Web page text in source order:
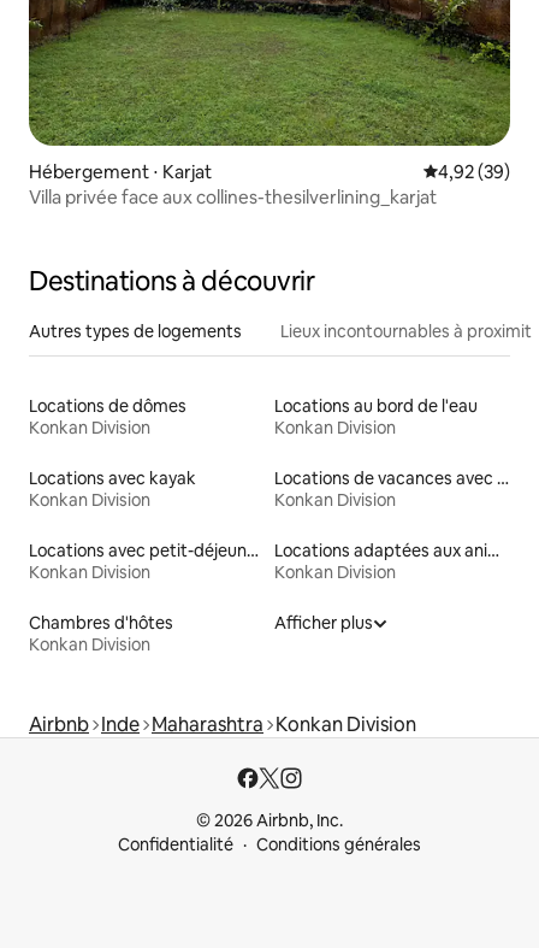
Hébergement ⋅ Karjat Évaluation
4,92 (39)
Villa privée face aux collines-thesilverlining_karjat
Destinations à découvrir
Autres types de logements Lieux incontournables à
Locations de dômes
Konkan Division
Locations au bord de l'eau
Konkan Division
Locations avec kayak
Konkan Division
Locations de vacances avec piscine
Konkan Division
Locations avec petit-déjeuner
Konkan Division
Locations adaptées aux animaux
Konkan Division
Chambres d'hôtes
Konkan Division
Afficher plus
Airbnb Inde Maharashtra Konkan Division
© 2026 Airbnb, Inc.
Confidentialité
Conditions générales